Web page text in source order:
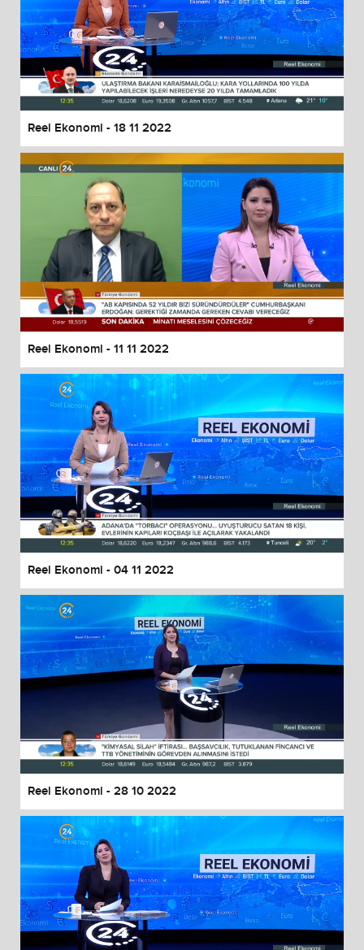
Reel Ekonomi - 18 11 2022
Reel Ekonomi - 11 11 2022
Reel Ekonomi - 04 11 2022
Reel Ekonomi - 28 10 2022